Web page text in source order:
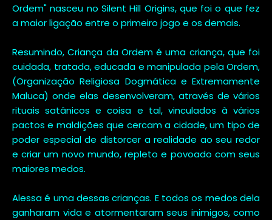
Ordem" nasceu no Silent Hill Origins, que foi o que fez
a maior ligação entre o primeiro jogo e os demais.
Resumindo, Criança da Ordem é uma criança, que foi
cuidada, tratada, educada e manipulada pela Ordem,
(Organização Religiosa Dogmática e Extremamente
Maluca) onde elas desenvolveram, através de vários
rituais satânicos e coisa e tal, vinculados à vários
pactos e maldições que cercam a cidade, um tipo de
poder especial de distorcer a realidade ao seu redor
e criar um novo mundo, repleto e povoado com seus
maiores medos.
Alessa é uma dessas crianças. E todos os medos dela
ganharam vida e atormentaram seus inimigos, como